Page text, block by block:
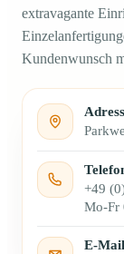
extravagante
Kundenwunsch
+49
Mo-Fr
E-Mail